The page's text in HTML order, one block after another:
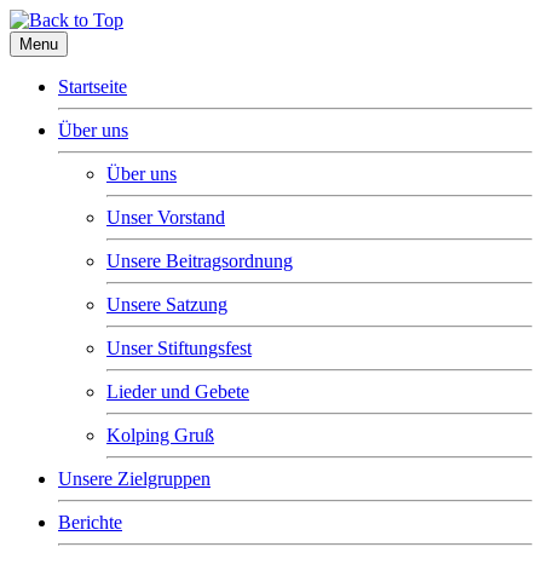
Menu
Startseite
Über uns
Über uns
Unser Vorstand
Unsere Beitragsordnung
Unsere Satzung
Unser Stiftungsfest
Lieder und Gebete
Kolping Gruß
Unsere Zielgruppen
Berichte